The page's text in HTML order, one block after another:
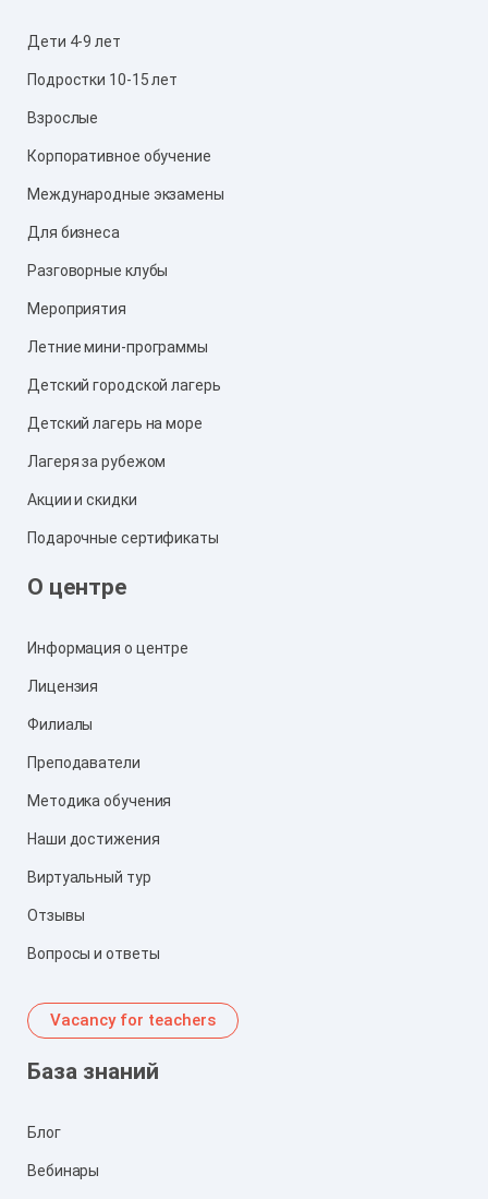
Дети 4-9 лет
Подростки 10-15 лет
Взрослые
Корпоративное обучение
Международные экзамены
Для бизнеса
Разговорные клубы
Мероприятия
Летние мини-программы
Детский городской лагерь
Детский лагерь на море
Лагеря за рубежом
Акции и скидки
Подарочные сертификаты
О центре
Информация о центре
Лицензия
Филиалы
Преподаватели
Методика обучения
Наши достижения
Виртуальный тур
Отзывы
Вопросы и ответы
Vacancy for teachers
База знаний
Блог
Вебинары